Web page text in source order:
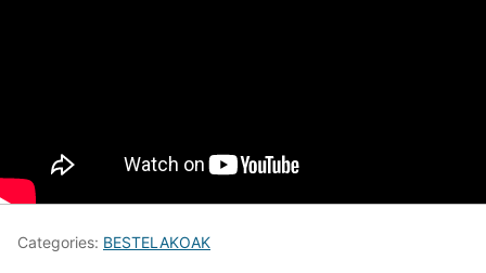
Categories: BESTELAKOAK